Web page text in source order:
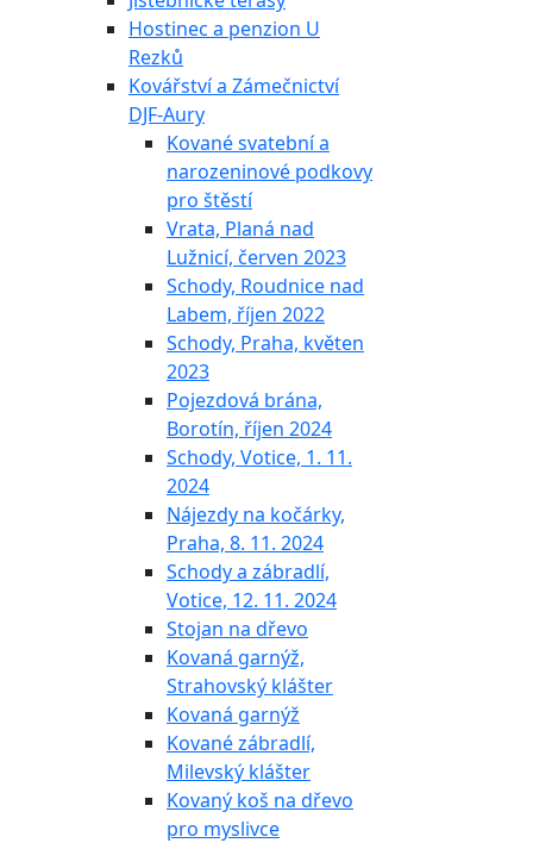
Hostinec a penzion U
Rezků
Kovářství a Zámečnictví
DJF-Aury
Kované svatební a
narozeninové podkovy
pro štěstí
Vrata, Planá nad
Lužnicí, červen 2023
Schody, Roudnice nad
Labem, říjen 2022
Schody, Praha, květen
2023
Pojezdová brána,
Borotín, říjen 2024
Schody, Votice, 1. 11.
2024
Nájezdy na kočárky,
Praha, 8. 11. 2024
Schody a zábradlí,
Votice, 12. 11. 2024
Stojan na dřevo
Kovaná garnýž,
Strahovský klášter
Kovaná garnýž
Kované zábradlí,
Milevský klášter
Kovaný koš na dřevo
pro myslivce